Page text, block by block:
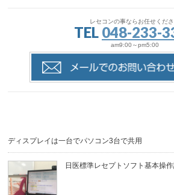
レセコンの事ならお任せくだ
TEL 048-233-
am9:00～pm5:00
ディスプレイは一台でパソコン3台で共用
日医標準レセプトソフト基本操